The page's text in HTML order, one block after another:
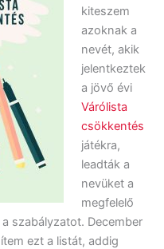
kiteszem
azoknak a
nevét, akik
jelentkeztek
a jövő évi
Várólista
csökkentés
játékra,
leadták a
nevüket a
megfelelő
szabályzatot. December
ezt a listát, addig